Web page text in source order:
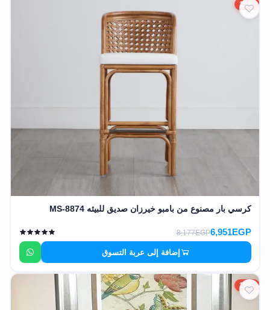
15%
كرسي بار مصنوع من بامبو خيرزان صديق للبيئه MS-8874
6,951EGP
8,177EGP
إضافة إلى عربة التسوق
15%